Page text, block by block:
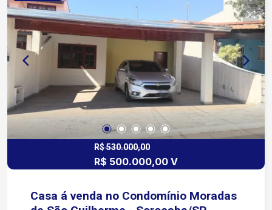
R$ 530.000,00
R$ 500.000,00 V
Casa á venda no Condomínio Moradas